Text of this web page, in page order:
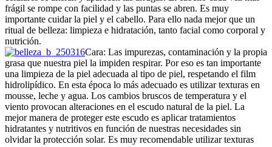
frágil se rompe con facilidad y las puntas se abren. Es muy
importante cuidar la piel y el cabello. Para ello nada mejor que un
ritual de belleza: limpieza e hidratación, tanto facial como corporal y
nutrición.
Cara: Las impurezas, contaminación y la propia
grasa que nuestra piel la impiden respirar. Por eso es tan importante
una limpieza de la piel adecuada al tipo de piel, respetando el film
hidrolipídico. En esta época lo más adecuado es utilizar texturas en
mousse, leche y agua. Los cambios bruscos de temperatura y el
viento provocan alteraciones en el escudo natural de la piel. La
mejor manera de proteger este escudo es aplicar tratamientos
hidratantes y nutritivos en función de nuestras necesidades sin
olvidar la protección solar. Es muy recomendable utilizar texturas